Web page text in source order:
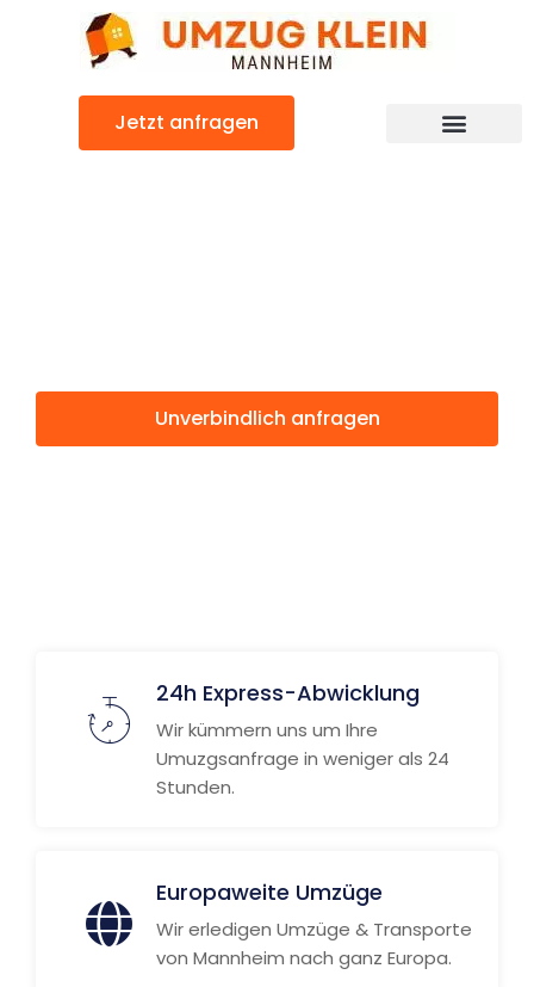
Jetzt anfragen
Unverbindlich anfragen
24h Express-Abwicklung
Wir kümmern uns um Ihre
Umuzgsanfrage in weniger als 24
Stunden.
Europaweite Umzüge
Wir erledigen Umzüge & Transporte
von Mannheim nach ganz Europa.